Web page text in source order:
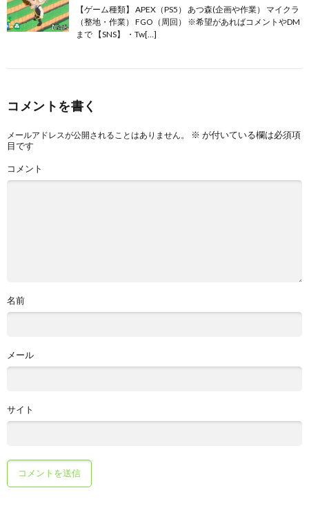
【ゲーム種類】 APEX（PS5） あつ森(企画や作業） マイクラ
（整地・作業） FGO（周回） ※希望があればコメントやDM
まで 【SNS】 ・Tw[…]
コメントを書く
メールアドレスが公開されることはありません。 ※ が付いている欄は必須項
目です
コメント
名前
メール
サイト